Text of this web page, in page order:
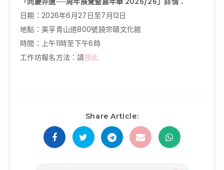
日期：2026年6月27日至7月12日
地點：美孚青山道800號饒宗頤文化館
時間：上午11時至下午6時
工作坊報名方法：請按此
Share Article: